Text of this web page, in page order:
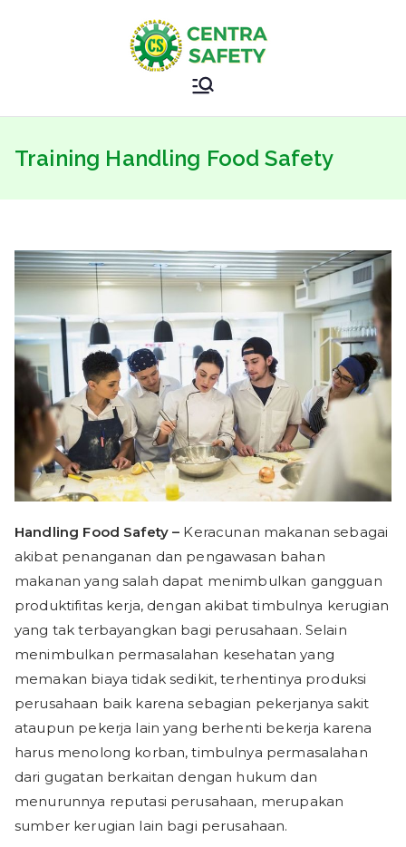
Sertifikasi
Kemnaker
–
BNSP –
CENTRAS
AFETY
Safety Training Specialist
Training Handling Food Safety
Handling Food Safety – Keracunan makanan sebagai
akibat penanganan dan pengawasan bahan
makanan yang salah dapat menimbulkan gangguan
produktifitas kerja, dengan akibat timbulnya kerugian
yang tak terbayangkan bagi perusahaan. Selain
menimbulkan permasalahan kesehatan yang
memakan biaya tidak sedikit, terhentinya produksi
perusahaan baik karena sebagian pekerjanya sakit
ataupun pekerja lain yang berhenti bekerja karena
harus menolong korban, timbulnya permasalahan
dari gugatan berkaitan dengan hukum dan
menurunnya reputasi perusahaan, merupakan
sumber kerugian lain bagi perusahaan.